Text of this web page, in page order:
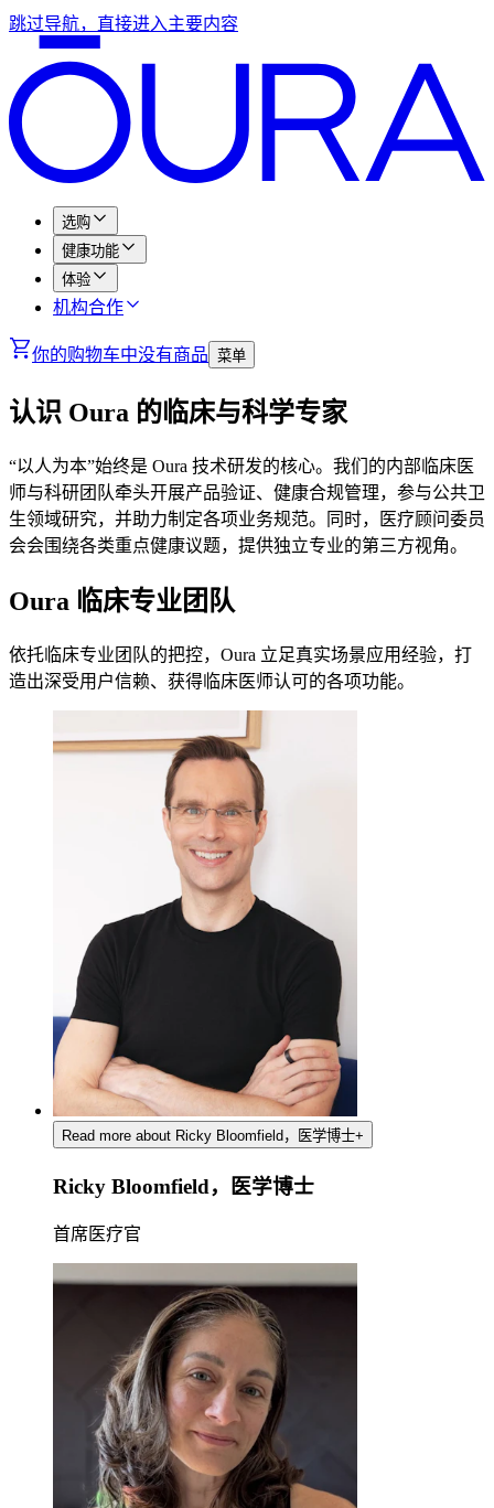
跳过导航，直接进入主要内容
选购
健康功能
体验
机构合作
你的购物车中没有商品 菜单
认识 Oura 的临床与科学专家
“以人为本”始终是 Oura 技术研发的核心。我们的内部临床医
师与科研团队牵头开展产品验证、健康合规管理，参与公共卫
生领域研究，并助力制定各项业务规范。同时，医疗顾问委员
会会围绕各类重点健康议题，提供独立专业的第三方视角。
Oura 临床专业团队
依托临床专业团队的把控，Oura 立足真实场景应用经验，打
造出深受用户信赖、获得临床医师认可的各项功能。
Read more about Ricky Bloomfield，医学博士+
Ricky Bloomfield，医学博士
首席医疗官